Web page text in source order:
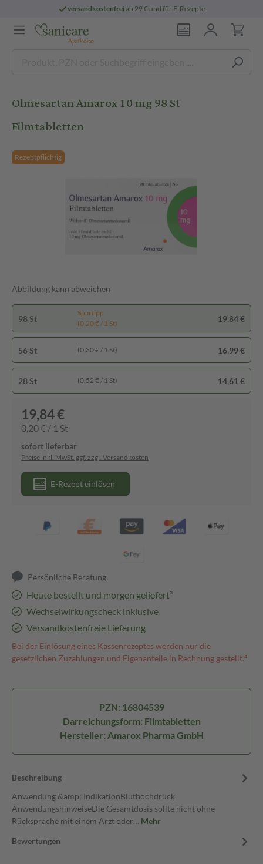
versandkostenfreiab 29 € und für E-Rezepte
Olmesartan Amarox 10 mg 98 St
Filmtabletten
Rezeptpflichtig
Abbildung kann abweichen
98 St
Spartipp
(0,20 € / 1 St)
19,84 €
56 St (0,30 € / 1 St) 16,99 €
28 St (0,52 € / 1 St) 14,61 €
19,84 €
0,20 € / 1 St
sofort lieferbar
Preise inkl. MwSt. ggf. zzgl. Versandkosten
E-Rezept einlösen
Persönliche Beratung
Heute bestellt und morgen geliefert³
Wechselwirkungscheck inklusive
Versandkostenfreie Lieferung
Bei der Einlösung eines Kassenrezeptes werden nur die
gesetzlichen Zuzahlungen und Eigenanteile in Rechnung gestellt.⁴
PZN: 16804539
Darreichungsform: Filmtabletten
Hersteller: Amarox Pharma GmbH
Beschreibung
Anwendung &amp; IndikationBluthochdruck
AnwendungshinweiseDie Gesamtdosis sollte nicht ohne
Rücksprache mit einem Arzt oder… Mehr
Bewertungen